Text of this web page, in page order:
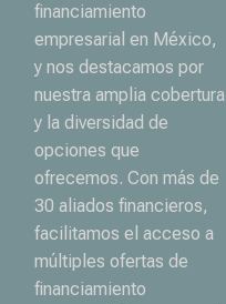
financiamiento
empresarial en México,
y nos destacamos por
nuestra amplia cobertura
y la diversidad de
opciones que
ofrecemos. Con más de
30 aliados financieros,
facilitamos el acceso a
múltiples ofertas de
financiamiento